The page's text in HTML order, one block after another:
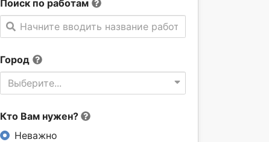
Поиск по работам
Начните вводить название работы
Город
Выберите...
Кто Вам нужен?
Неважно